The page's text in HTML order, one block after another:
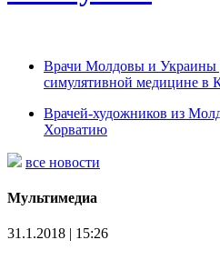
Врачи Молдовы и Украины
симулятивной медицине в
Врачей-художников из
Хорватию
все новости
Мультимедиа
31.1.2018 | 15:26